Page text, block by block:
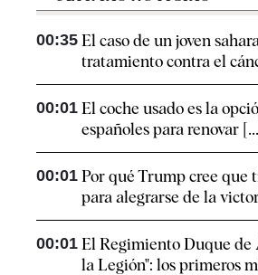
00:35 El caso de un joven
tratamiento contra el
00:01 El coche usado es la
españoles para renovar
00:01 Por qué Trump cree que
para alegrarse de la
00:01 El Regimiento Duque de
la Legión": los primeros